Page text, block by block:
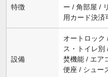
特徴
ー / 角部屋 /
用カード決済
設備
オートロック
ス・トイレ別
焚機能 / エア
便座 / シュー